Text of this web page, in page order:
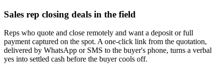
Sales rep closing deals in the field
Reps who quote and close remotely and want a deposit or full
payment captured on the spot. A one-click link from the quotation,
delivered by WhatsApp or SMS to the buyer's phone, turns a verbal
yes into settled cash before the buyer cools off.